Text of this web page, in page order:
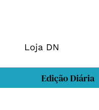
Loja DN
Edição Diária